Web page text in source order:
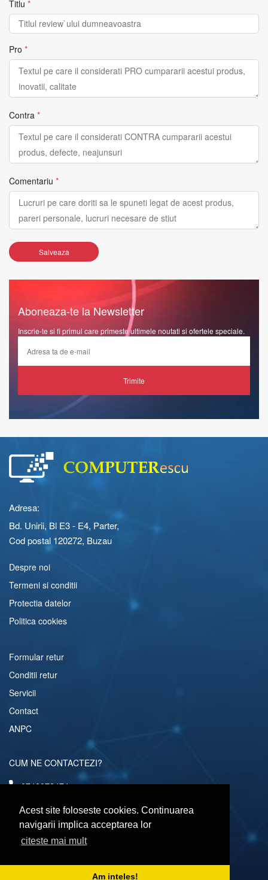
Acest site foloseste cookies. Continuarea
navigarii implica acceptarea lor
citeste mai mult
Am inteles!
Titlu *
Pro *
Contra *
Comentariu *
Salveaza
Aboneaza-te la Newsletter
Inscrie-te si fi primul care primeste ultimele noutati si ofertele speciale.
Trimite
Adresa:
Bd. Unirii, Bl E3 - E4, Parter,
Cod postal 120272, Buzau
Despre noi
Termeni si conditii
Protectia datelor
Politica cookies
Formular retur
Conditii retur
Servicii
Contact
ANPC
CUM NE CONTACTEZI?
0742072474
comenzi@computerescu.ro
URMARESTE-NE SI PE